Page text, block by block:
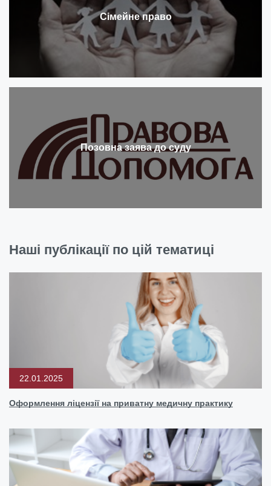
Сімейне право
Позовна заява до суду
Наші публікації по цій тематиці
22.01.2025
Оформлення ліцензії на приватну медичну практику